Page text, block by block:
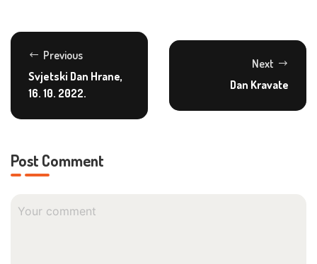
Previous
Svjetski Dan Hrane,
16. 10. 2022.
Next
Dan Kravate
Post Comment